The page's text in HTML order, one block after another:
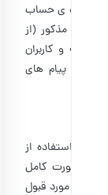
استفاده ی حساب
کاربری مذکور (از
و کاربران
داده پیام های
بار استفاده از
را به صورت کامل
اش مورد قبول